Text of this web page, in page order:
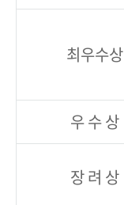
최우수상
우 수 상
장 려 상